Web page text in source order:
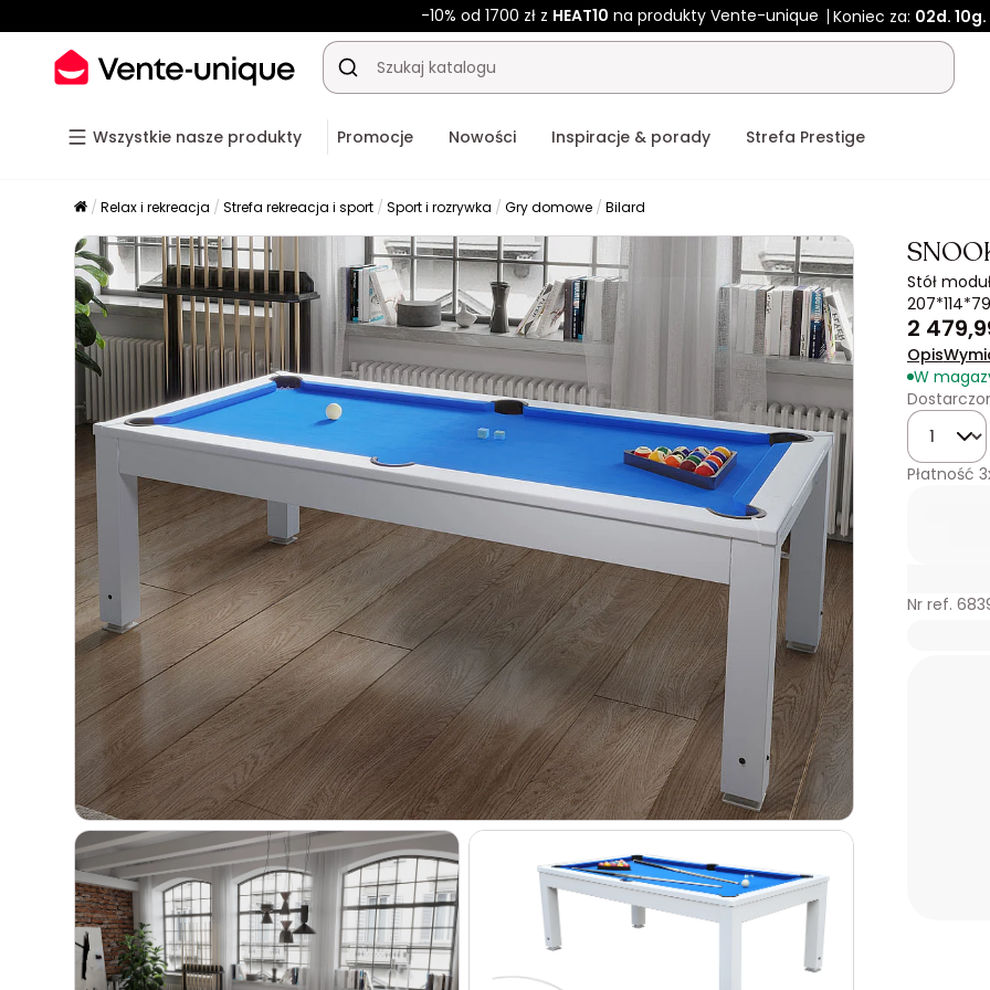
-10% od 1700 zł z HEAT10 na produkty Vente-unique Koniec za: 02d. 10g.
Wszystkie nasze produkty Promocje Nowości Inspiracje & porady Strefa Prestige
Relax i rekreacja Strefa rekreacja i sport Sport i rozrywka Gry domowe Bilard
Stół
2
Opis
W
Ilość
Płatność
Nr ref.